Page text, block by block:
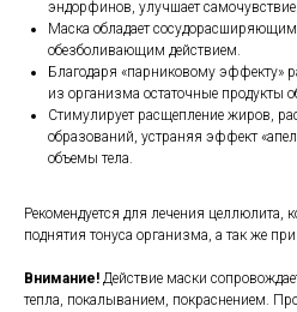
эндорфинов, улучшает самочувствие.
Маска обладает
обезболивающим действием.
Благодаря «парниковому эффекту»
из организма остаточные продукты
Стимулирует расщепление жиров,
образований, устраняя эффект
объемы тела.
Рекомендуется для лечения
поднятия тонуса организма, а так же
Внимание! Действие маски
тепла, покалыванием, покраснением.